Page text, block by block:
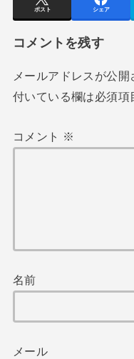
ポスト シェア
コメントを残す
メールアドレスが公開
付いている欄は必須項
コメント ※
名前
メール